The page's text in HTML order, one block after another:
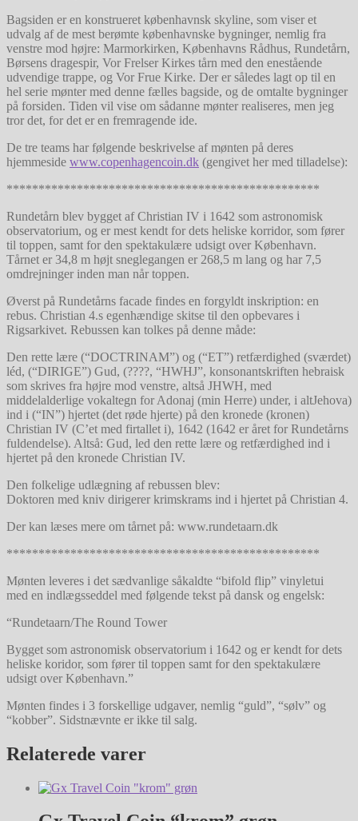
Bagsiden er en konstrueret københavnsk skyline, som viser et
udvalg af de mest berømte københavnske bygninger, nemlig fra
venstre mod højre: Marmorkirken, Københavns Rådhus, Rundetårn,
Børsens dragespir, Vor Frelser Kirkes tårn med den enestående
udvendige trappe, og Vor Frue Kirke. Der er således lagt op til en
hel serie mønter med denne fælles bagside, og de omtalte bygninger
på forsiden. Tiden vil vise om sådanne mønter realiseres, men jeg
tror det, for det er en fremragende ide.
De tre teams har følgende beskrivelse af mønten på deres
hjemmeside www.copenhagencoin.dk (gengivet her med tilladelse):
*************************************************
Rundetårn blev bygget af Christian IV i 1642 som astronomisk
observatorium, og er mest kendt for dets heliske korridor, som fører
til toppen, samt for den spektakulære udsigt over København.
Tårnet er 34,8 m højt sneglegangen er 268,5 m lang og har 7,5
omdrejninger inden man når toppen.
Øverst på Rundetårns facade findes en forgyldt inskription: en
rebus. Christian 4.s egenhændige skitse til den opbevares i
Rigsarkivet. Rebussen kan tolkes på denne måde:
Den rette lære (“DOCTRINAM”) og (“ET”) retfærdighed (sværdet)
léd, (“DIRIGE”) Gud, (????, “HWHJ”, konsonantskriften hebraisk
som skrives fra højre mod venstre, altså JHWH, med
middelalderlige vokaltegn for Adonaj (min Herre) under, i altJehova)
ind i (“IN”) hjertet (det røde hjerte) på den kronede (kronen)
Christian IV (C’et med firtallet i), 1642 (1642 er året for Rundetårns
fuldendelse). Altså: Gud, led den rette lære og retfærdighed ind i
hjertet på den kronede Christian IV.
Den folkelige udlægning af rebussen blev:
Doktoren med kniv dirigerer krimskrams ind i hjertet på Christian 4.
Der kan læses mere om tårnet på: www.rundetaarn.dk
*************************************************
Mønten leveres i det sædvanlige såkaldte “bifold flip” vinyletui
med en indlægsseddel med følgende tekst på dansk og engelsk:
“Rundetaarn/The Round Tower
Bygget som astronomisk observatorium i 1642 og er kendt for dets
heliske koridor, som fører til toppen samt for den spektakulære
udsigt over København.”
Mønten findes i 3 forskellige udgaver, nemlig “guld”, “sølv” og
“kobber”. Sidstnævnte er ikke til salg.
Relaterede varer